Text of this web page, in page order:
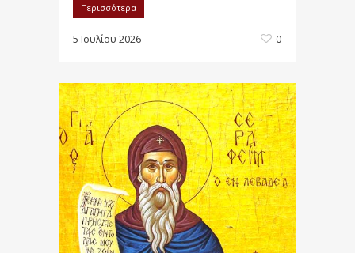
Περισσότερα
5 Ιουλίου 2026 0